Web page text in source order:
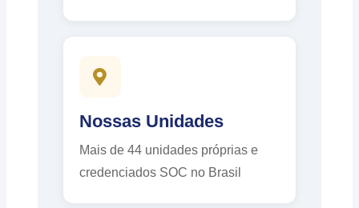
Nossas Unidades
Mais de 44 unidades próprias e
credenciados SOC no Brasil